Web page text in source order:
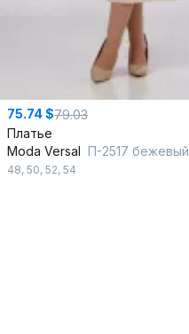
75.74 $79.03
Платье
Moda Versal П-2517 бежевый
48, 50, 52, 54